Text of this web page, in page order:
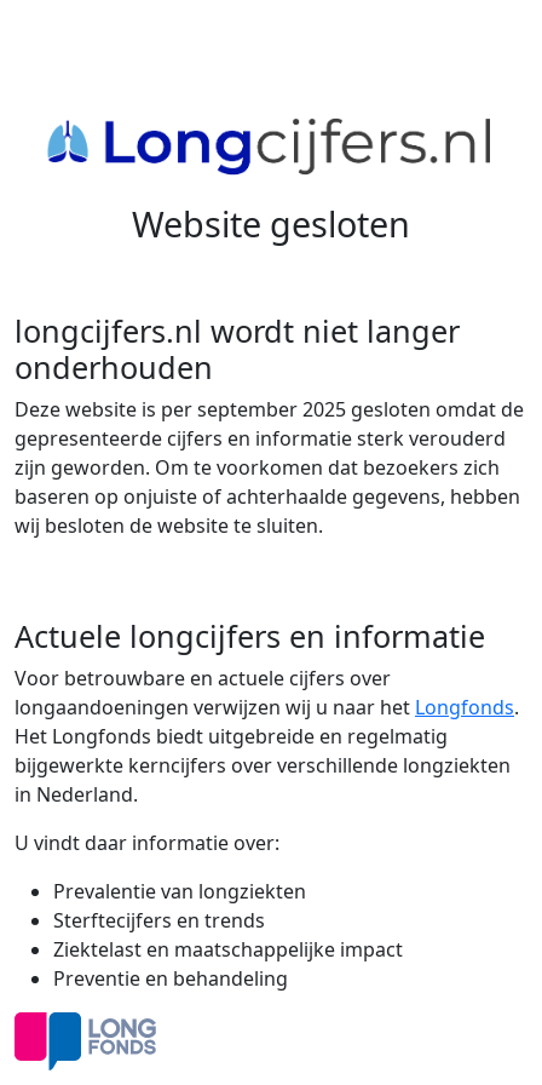
Website gesloten
longcijfers.nl wordt niet langer
onderhouden
Deze website is per september 2025 gesloten omdat de
gepresenteerde cijfers en informatie sterk verouderd
zijn geworden. Om te voorkomen dat bezoekers zich
baseren op onjuiste of achterhaalde gegevens, hebben
wij besloten de website te sluiten.
Actuele longcijfers en informatie
Voor betrouwbare en actuele cijfers over
longaandoeningen verwijzen wij u naar het Longfonds.
Het Longfonds biedt uitgebreide en regelmatig
bijgewerkte kerncijfers over verschillende longziekten
in Nederland.
U vindt daar informatie over:
Prevalentie van longziekten
Sterftecijfers en trends
Ziektelast en maatschappelijke impact
Preventie en behandeling